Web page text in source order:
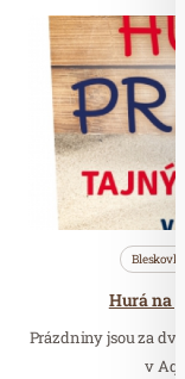
Bleskovky
Hurá na
Prázdniny jsou za
v